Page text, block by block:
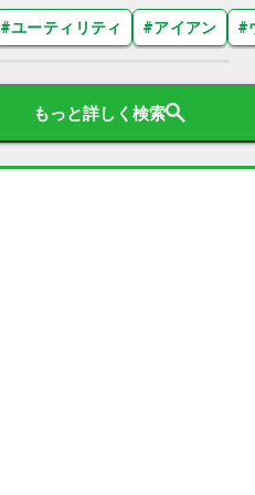
#ユーティリティ #アイアン #
もっと詳しく検索